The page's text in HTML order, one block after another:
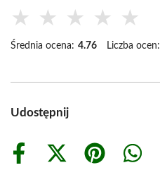
★ ★ ★ ★ ★
Średnia ocena: 4.76 Liczba ocen:
Udostępnij
Share
Share
Share
Share